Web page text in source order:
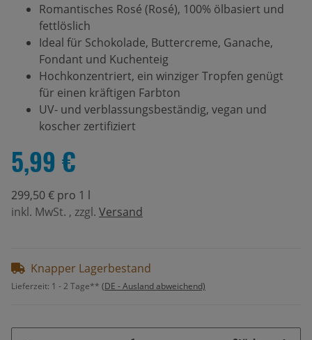
Romantisches Rosé (Rosé), 100% ölbasiert und
fettlöslich
Ideal für Schokolade, Buttercreme, Ganache,
Fondant und Kuchenteig
Hochkonzentriert, ein winziger Tropfen genügt
für einen kräftigen Farbton
UV- und verblassungsbeständig, vegan und
koscher zertifiziert
5,99 €
299,50 € pro 1 l
inkl. MwSt. , zzgl. Versand
Knapper Lagerbestand
Lieferzeit: 1 - 2 Tage** (DE - Ausland abweichend)